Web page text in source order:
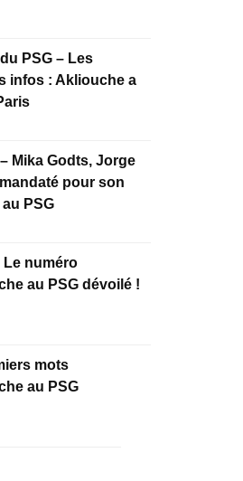
PSG – Les
infos : Akliouche a
Mika Godts, Jorge
pour son
PSG
Le numéro
au PSG dévoilé !
mots
au PSG